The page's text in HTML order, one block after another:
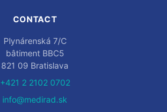
CONTACT
Plynárenská 7/C
bâtiment BBC5
821 09 Bratislava
+421 2 2102 0702
info@medirad.sk